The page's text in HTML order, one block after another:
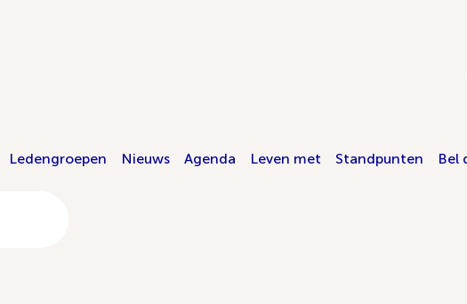
Ledengroepen Nieuws Agenda Leven met Standpunten Bel